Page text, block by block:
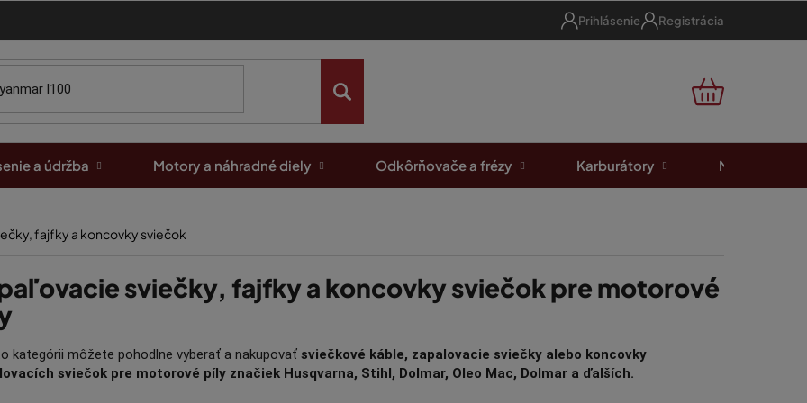
Prihlásenie Registrácia
NÁKUPNÝ
a údržba Motory a náhradné diely Odkôrňovače a frézy Karburátory Motorové
fajfky a koncovky sviečok
sviečky, fajfky a koncovky sviečok pre motorové
kategórii môžete pohodlne vyberať a nakupovať sviečkové káble, zapalovacie sviečky alebo koncovky
sviečok pre motorové píly značiek Husqvarna, Stihl, Dolmar, Oleo Mac, Dolmar a ďalších.